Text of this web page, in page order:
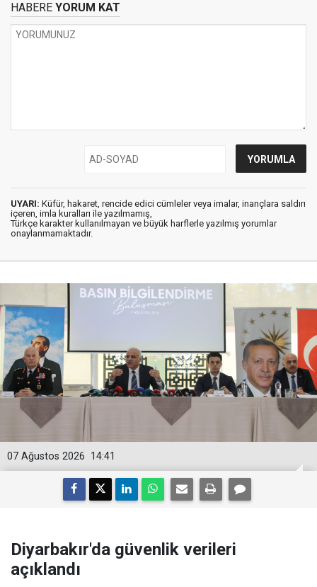
HABERE YORUM KAT
UYARI: Küfür, hakaret, rencide edici cümleler veya imalar, inançlara saldırı
içeren, imla kuralları ile yazılmamış,
Türkçe karakter kullanılmayan ve büyük harflerle yazılmış yorumlar
onaylanmamaktadır.
14:41
07 Ağustos 2026
Diyarbakır'da güvenlik verileri
açıklandı